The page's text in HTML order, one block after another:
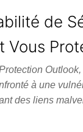
de
Vous
à une
des liens